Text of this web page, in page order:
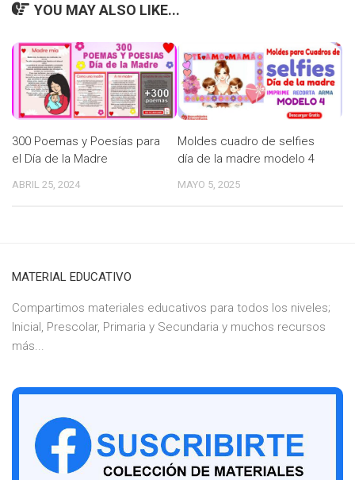
YOU MAY ALSO LIKE...
300 Poemas y Poesías para
el Día de la Madre
ABRIL 25, 2024
Moldes cuadro de selfies
día de la madre modelo 4
MAYO 5, 2025
MATERIAL EDUCATIVO
Compartimos materiales educativos para todos los niveles;
Inicial, Prescolar, Primaria y Secundaria y muchos recursos
más...